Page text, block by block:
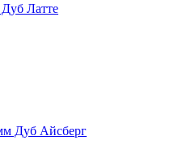
Латте